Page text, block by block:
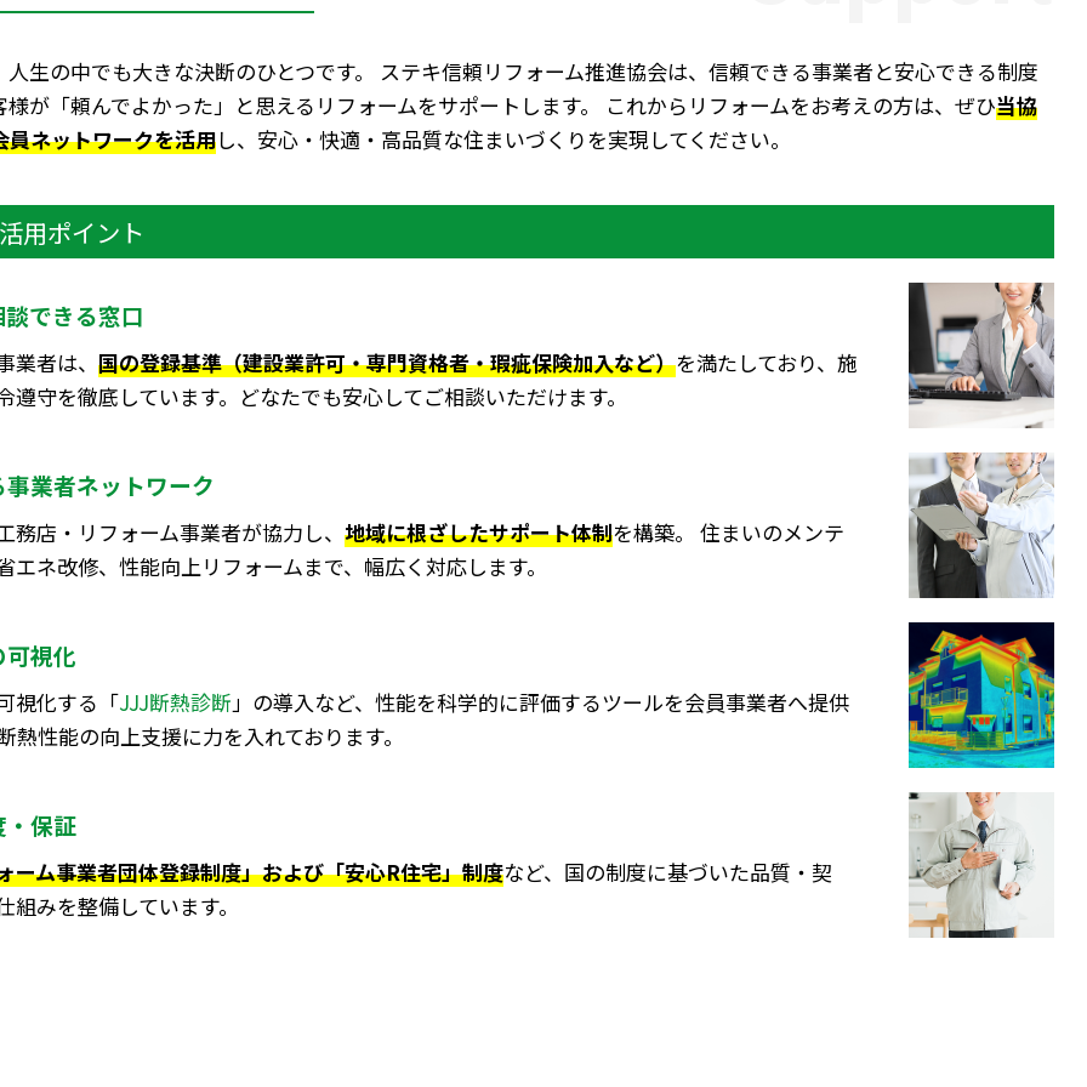
生の中でも大きな決断のひとつです。 ステキ信頼リフォーム推進協会は、信頼できる事業者と安心できる制度
が「頼んでよかった」と思えるリフォームをサポートします。 これからリフォームをお考えの方は、ぜひ当協
員ネットワークを活用し、安心・快適・高品質な住まいづくりを実現してください。
用ポイント
できる窓口
業者は、 国の登録基準（建設業許可・専門資格者・瑕疵保険加入など）を満たしており、施
遵守を徹底しています。どなたでも安心してご相談いただけます。
業者ネットワーク
務店・リフォーム事業者が協力し、 地域に根ざしたサポート体制を構築。 住まいのメンテ
エネ改修、性能向上リフォームまで、幅広く対応します。
視化
視化する「JJJ断熱診断」の導入など、性能を科学的に評価するツールを会員事業者へ提供
熱性能の向上支援に力を入れております。
保証
ーム事業者団体登録制度」および「安心R住宅」制度など、国の制度に基づいた品質・契
組みを整備しています。